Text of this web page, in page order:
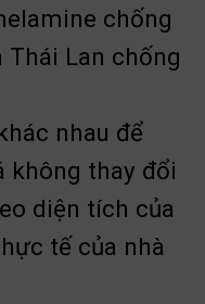
chống
Thái Lan chống
nhau để
không thay đổi
diện tích của
tế của nhà